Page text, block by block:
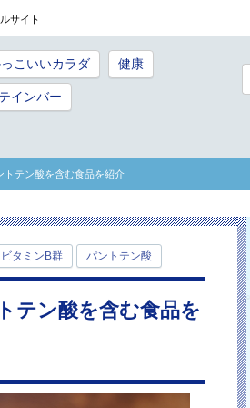
サイト
こいいカラダ 健康
インバー
トテン酸を含む食品を紹介
ビタミンB群 パントテン酸
テン酸を含む食品を